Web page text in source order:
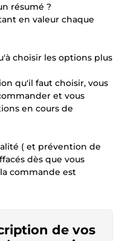
résumé ?
en valeur chaque
choisir les options plus
qu'il faut choisir, vous
et vous
en cours de
( et prévention de
dès que vous
commande est
de vos